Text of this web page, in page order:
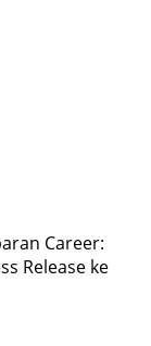
Career:
Release ke